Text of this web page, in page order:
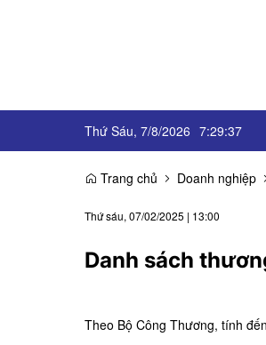
Thứ Sáu, 7/8/2026 7:29:38
Trang chủ Doanh nghiệp
Thứ sáu, 07/02/2025 | 13:00
Danh sách
Theo Bộ Công Thương, tính